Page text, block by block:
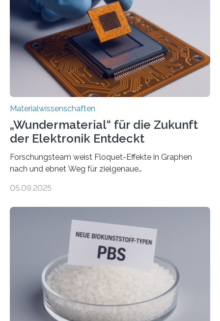
optoelektronischen Geräten ermöglichen, geleitet von
Vanderbilt und dem Fritz-Haber-Institut Josh Caldwell,
Professor für Maschinenbau und Direktor des
interdisziplinären Graduiertenprogramms für
Materialwissenschaften an der Vanderbilt University,
und Alexander Paarmann vom Fritz-Haber-Institut
leiteten ein internationales Forschungsprojekt, das…
Materialwissenschaften
„Wundermaterial“ für die Zukunft
der Elektronik Entdeckt
Forschungsteam weist Floquet-Effekte in Graphen
nach und ebnet Weg für zielgenaue
– nur eine Atomlage dick, aber extrem leitfähig und
Sensoren, leistungsstarken Batterien und effizienten
Solarzellen. Eine neue Studie hebt das Potenzial nun
noch auf ein neues Level: Zum ersten Mal haben
Forschende an der Universität Göttingen gemeinsam
mit Kollegen aus Braunschweig, Bremen und der
Schweiz direkt beobachtet, wie in Graphen…
05.09.2025